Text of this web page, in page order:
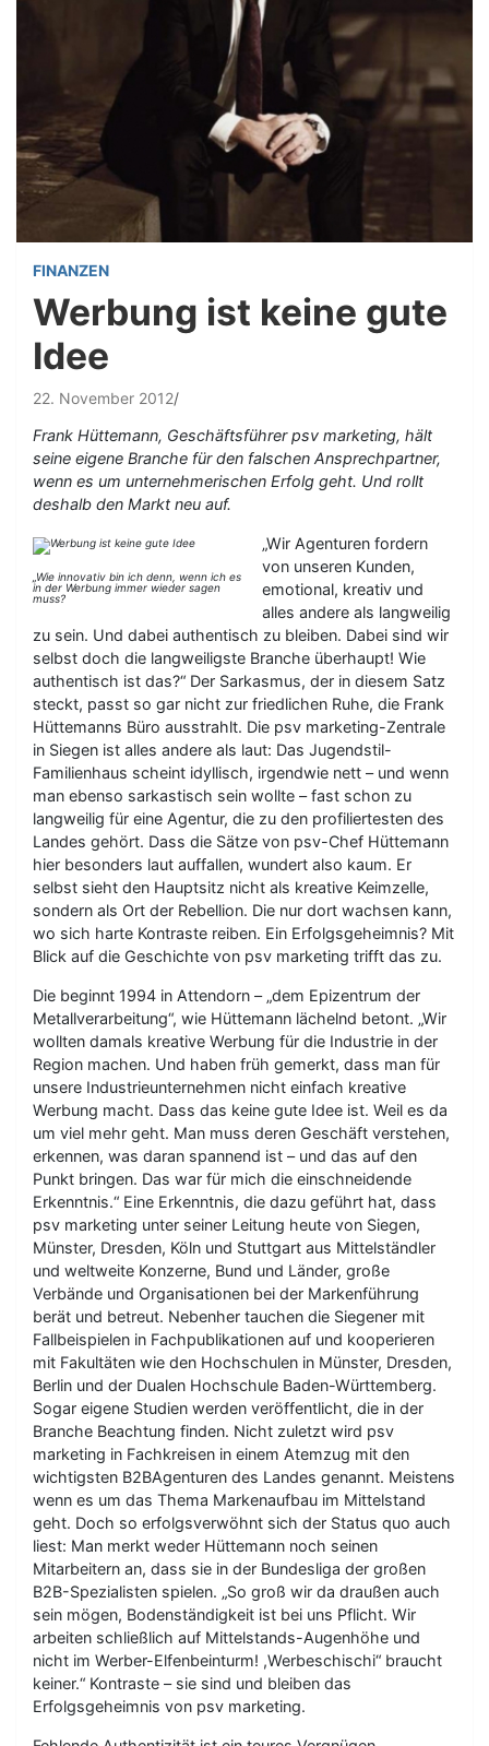
FINANZEN
Werbung ist keine gute
Idee
22. November 2012
Frank Hüttemann, Geschäftsführer psv marketing, hält
seine eigene Branche für den falschen Ansprechpartner,
wenn es um unternehmerischen Erfolg geht. Und rollt
deshalb den Markt neu auf.
„Wie innovativ bin ich denn, wenn ich es
in der Werbung immer wieder sagen
muss?
„Wir Agenturen fordern
von unseren Kunden,
emotional, kreativ und
alles andere als langweilig
zu sein. Und dabei authentisch zu bleiben. Dabei sind wir
selbst doch die langweiligste Branche überhaupt! Wie
authentisch ist das?“ Der Sarkasmus, der in diesem Satz
steckt, passt so gar nicht zur friedlichen Ruhe, die Frank
Hüttemanns Büro ausstrahlt. Die psv marketing-Zentrale
in Siegen ist alles andere als laut: Das Jugendstil-
Familienhaus scheint idyllisch, irgendwie nett – und wenn
man ebenso sarkastisch sein wollte – fast schon zu
langweilig für eine Agentur, die zu den profiliertesten des
Landes gehört. Dass die Sätze von psv-Chef Hüttemann
hier besonders laut auffallen, wundert also kaum. Er
selbst sieht den Hauptsitz nicht als kreative Keimzelle,
sondern als Ort der Rebellion. Die nur dort wachsen kann,
wo sich harte Kontraste reiben. Ein Erfolgsgeheimnis? Mit
Blick auf die Geschichte von psv marketing trifft das zu.
Die beginnt 1994 in Attendorn – „dem Epizentrum der
Metallverarbeitung“, wie Hüttemann lächelnd betont. „Wir
wollten damals kreative Werbung für die Industrie in der
Region machen. Und haben früh gemerkt, dass man für
unsere Industrieunternehmen nicht einfach kreative
Werbung macht. Dass das keine gute Idee ist. Weil es da
um viel mehr geht. Man muss deren Geschäft verstehen,
erkennen, was daran spannend ist – und das auf den
Punkt bringen. Das war für mich die einschneidende
Erkenntnis.“ Eine Erkenntnis, die dazu geführt hat, dass
psv marketing unter seiner Leitung heute von Siegen,
Münster, Dresden, Köln und Stuttgart aus Mittelständler
und weltweite Konzerne, Bund und Länder, große
Verbände und Organisationen bei der Markenführung
berät und betreut. Nebenher tauchen die Siegener mit
Fallbeispielen in Fachpublikationen auf und kooperieren
mit Fakultäten wie den Hochschulen in Münster, Dresden,
Berlin und der Dualen Hochschule Baden-Württemberg.
Sogar eigene Studien werden veröffentlicht, die in der
Branche Beachtung finden. Nicht zuletzt wird psv
marketing in Fachkreisen in einem Atemzug mit den
wichtigsten B2BAgenturen des Landes genannt. Meistens
wenn es um das Thema Markenaufbau im Mittelstand
geht. Doch so erfolgsverwöhnt sich der Status quo auch
liest: Man merkt weder Hüttemann noch seinen
Mitarbeitern an, dass sie in der Bundesliga der großen
B2B-Spezialisten spielen. „So groß wir da draußen auch
sein mögen, Bodenständigkeit ist bei uns Pflicht. Wir
arbeiten schließlich auf Mittelstands-Augenhöhe und
nicht im Werber-Elfenbeinturm! ,Werbeschischi“ braucht
keiner.“ Kontraste – sie sind und bleiben das
Erfolgsgeheimnis von psv marketing.